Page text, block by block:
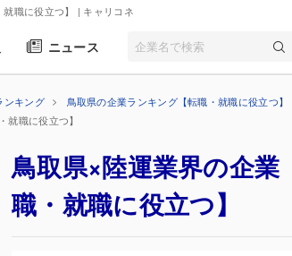
職に役立つ】 | キャリコネ
ニュース
ンキング 鳥取県の企業ランキング【転職・就職に役立つ】
職に役立つ】
鳥取県×陸運業界の企
職・就職に役立つ】